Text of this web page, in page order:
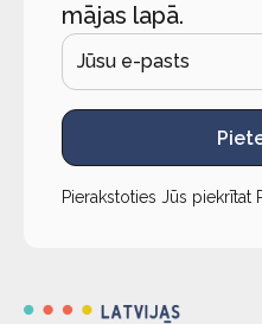
mājas lapā.
Pierakstoties Jūs piekrītat